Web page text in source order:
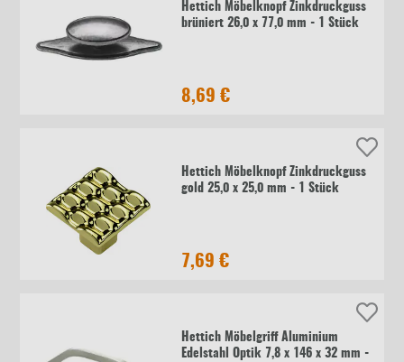
Hettich Möbelknopf Zinkdruckguss
brüniert 26,0 x 77,0 mm - 1 Stück
8,69 €
Hettich Möbelknopf Zinkdruckguss
gold 25,0 x 25,0 mm - 1 Stück
7,69 €
Hettich Möbelgriff Aluminium
Edelstahl Optik 7,8 x 146 x 32 mm -